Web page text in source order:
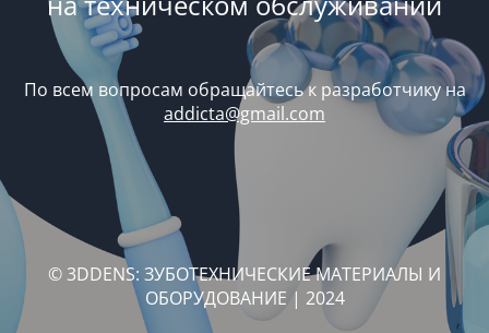
По всем вопросам обращайтесь к разработчику на
addicta@gmail.com
© 3DDENS: ЗУБОТЕХНИЧЕСКИЕ МАТЕРИАЛЫ И
ОБОРУДОВАНИЕ | 2024